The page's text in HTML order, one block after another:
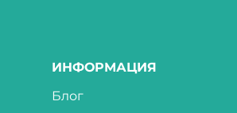
ИНФОРМАЦИЯ
Блог